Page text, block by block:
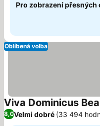
Pro zobrazení přesných
Oblíbená volba
Viva Dominicus
8,0Velmi dobré (33 494